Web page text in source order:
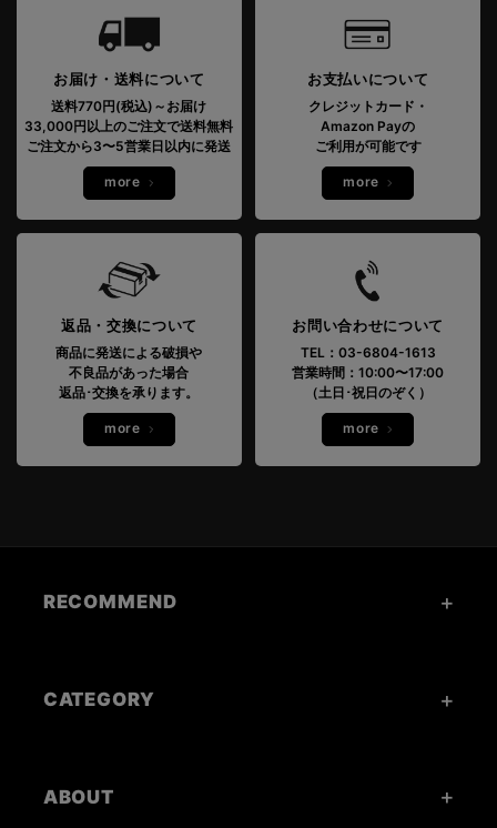
お届け・送料について
送料770円(税込)～お届け
33,000円以上のご注文で送料無料
ご注文から3〜5営業日以内に発送
more
お支払いについて
クレジットカード・
Amazon Payの
ご利用が可能です
more
返品・交換について
商品に発送による破損や
不良品があった場合
返品･交換を承ります。
more
お問い合わせについて
TEL：03-6804-1613
営業時間：10:00〜17:00
（土日･祝日のぞく）
more
RECOMMEND
CATEGORY
ABOUT